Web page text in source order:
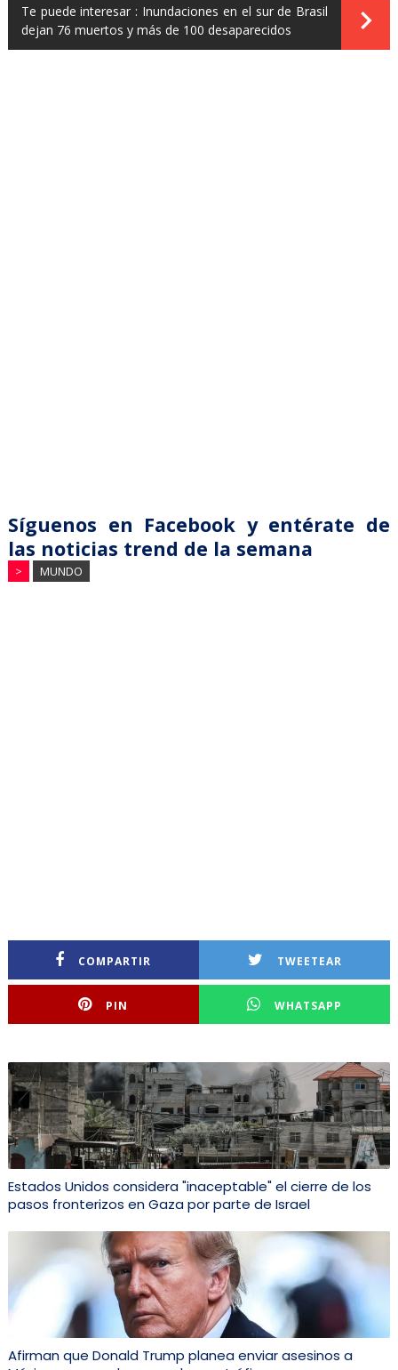
Te puede interesar : Inundaciones en el sur de Brasil
dejan 76 muertos y más de 100 desaparecidos
Síguenos en Facebook y entérate de
las noticias trend de la semana
> MUNDO
COMPARTIR TWEETEAR
PIN WHATSAPP
Estados Unidos considera "inaceptable" el cierre de los
pasos fronterizos en Gaza por parte de Israel
Afirman que Donald Trump planea enviar asesinos a